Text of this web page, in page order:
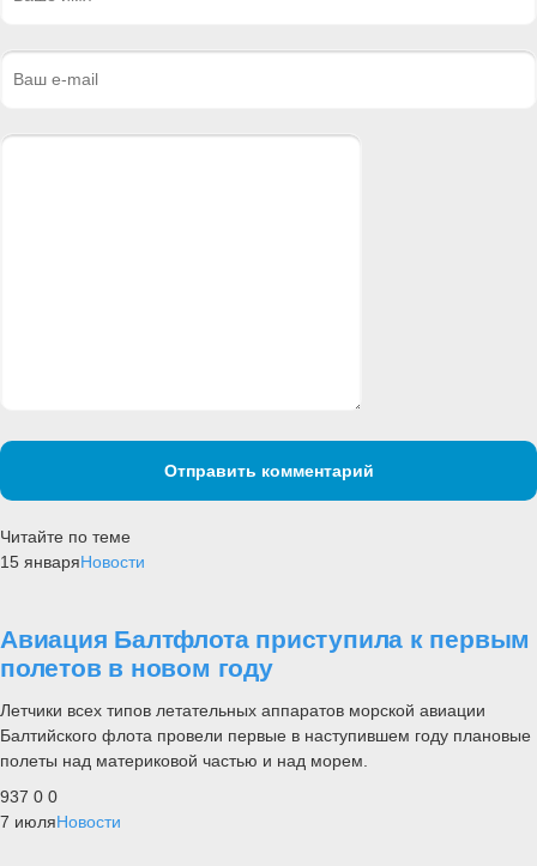
Отправить комментарий
Читайте по теме
15 январяНовости
Авиация Балтфлота приступила к первым
полетов в новом году
Летчики всех типов летательных аппаратов морской авиации
Балтийского флота провели первые в наступившем году плановые
полеты над материковой частью и над морем.
937 0 0
7 июляНовости